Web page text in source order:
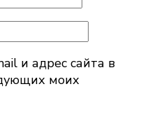
и адрес сайта в
моих